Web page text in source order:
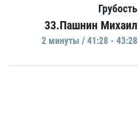
Грубость
33.Пашнин Михаил
2 минуты / 41:28 - 43:28